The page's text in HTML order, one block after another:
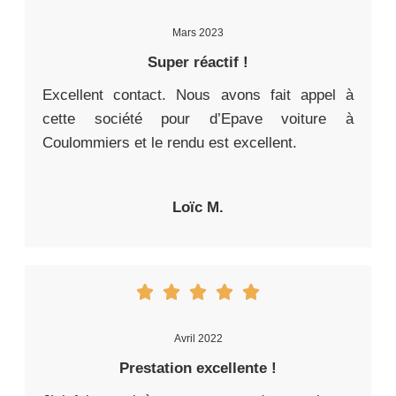
Mars 2023
Super réactif !
Excellent contact. Nous avons fait appel à
cette société pour d’Epave voiture à
Coulommiers et le rendu est excellent.
Loïc M.
Avril 2022
Prestation excellente !